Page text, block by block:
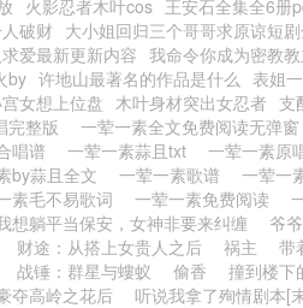
火影忍者木叶cos 王安石全集全6册
破财 大小姐回归三个哥哥求原谅短
爱最新更新内容 我命令你成为密教
by 许地山最著名的作品是什么 表姐
女想上位盘 木叶身材突出女忍者 支
完整版 一荤一素全文免费阅读无弹窗
唱谱 一荤一素蒜且txt 一荤一素原
by蒜且全文 一荤一素歌谱 一荤一
素毛不易歌词 一荤一素免费阅读
想躺平当保安，女神非要来纠缠 爷
财途：从搭上女贵人之后 祸主 带
战锤：群星与螻蚁 偷香 撞到楼下
夺高岭之花后 听说我拿了殉情剧本[